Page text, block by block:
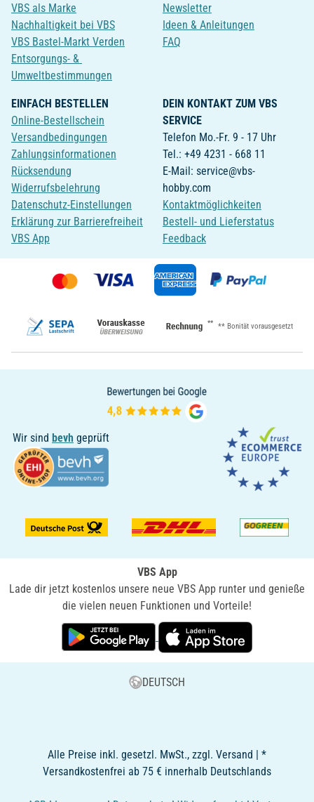
VBS als Marke
Nachhaltigkeit bei VBS
VBS Bastel-Markt Verden
Entsorgungs- &
Umweltbestimmungen
Newsletter
Ideen & Anleitungen
FAQ
EINFACH BESTELLEN
Online-Bestellschein
Versandbedingungen
Zahlungsinformationen
Rücksendung
Widerrufsbelehrung
Datenschutz-Einstellungen
Erklärung zur Barrierefreiheit
VBS App
DEIN KONTAKT ZUM VBS
SERVICE
Telefon Mo.-Fr. 9 - 17 Uhr
Tel.: +49 4231 - 668 11
E-Mail: service@vbs-
hobby.com
Kontaktmöglichkeiten
Bestell- und Lieferstatus
Feedback
** ** Bonität vorausgesetzt
Wir sind bevh geprüft
VBS App
Lade dir jetzt kostenlos unsere neue VBS App runter und genieße
die vielen neuen Funktionen und Vorteile!
DEUTSCH
Alle Preise inkl. gesetzl. MwSt., zzgl. Versand | *
Versandkostenfrei ab 75 € innerhalb Deutschlands